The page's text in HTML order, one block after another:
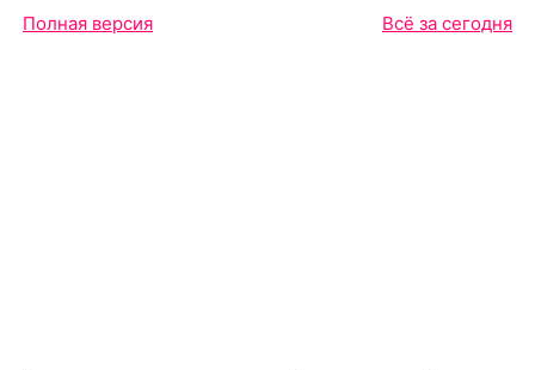
Полная версия Всё за сегодня